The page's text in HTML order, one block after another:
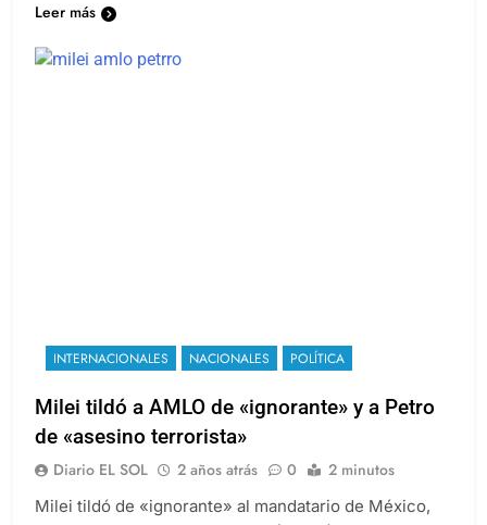
Leer más
INTERNACIONALES NACIONALES POLÍTICA
Milei tildó a AMLO de «ignorante» y a Petro
de «asesino terrorista»
Diario EL SOL 2 años atrás 0 2 minutos
Milei tildó de «ignorante» al mandatario de México,